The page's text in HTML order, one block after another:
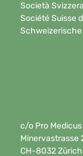
Società
Société Suisse
Schweizerische
c/o Pro Medicus
Minervastrasse
CH-8032 Zürich